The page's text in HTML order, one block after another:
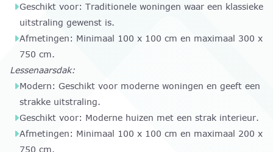
Geschikt voor: Traditionele woningen waar een klassieke
uitstraling gewenst is.
Afmetingen: Minimaal 100 x 100 cm en maximaal 300 x
750 cm.
Lessenaarsdak:
Modern: Geschikt voor moderne woningen en geeft een
strakke uitstraling.
Geschikt voor: Moderne huizen met een strak interieur.
Afmetingen: Minimaal 100 x 100 cm en maximaal 200 x
750 cm.